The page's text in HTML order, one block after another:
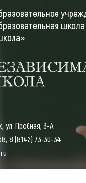
школа
ул. Пробная, 3-А
, 8 (8142) 73-30-34